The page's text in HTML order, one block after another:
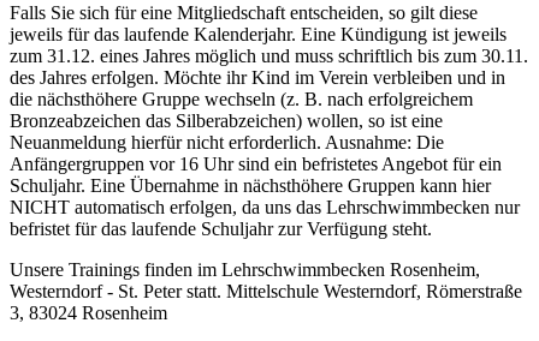
Falls Sie sich für eine Mitgliedschaft entscheiden, so gilt diese
jeweils für das laufende Kalenderjahr. Eine Kündigung ist jeweils
zum 31.12. eines Jahres möglich und muss schriftlich bis zum 30.11.
des Jahres erfolgen. Möchte ihr Kind im Verein verbleiben und in
die nächsthöhere Gruppe wechseln (z. B. nach erfolgreichem
Bronzeabzeichen das Silberabzeichen) wollen, so ist eine
Neuanmeldung hierfür nicht erforderlich. Ausnahme: Die
Anfängergruppen vor 16 Uhr sind ein befristetes Angebot für ein
Schuljahr. Eine Übernahme in nächsthöhere Gruppen kann hier
NICHT automatisch erfolgen, da uns das Lehrschwimmbecken nur
befristet für das laufende Schuljahr zur Verfügung steht.
Unsere Trainings finden im Lehrschwimmbecken Rosenheim,
Westerndorf - St. Peter statt. Mittelschule Westerndorf, Römerstraße
3, 83024 Rosenheim